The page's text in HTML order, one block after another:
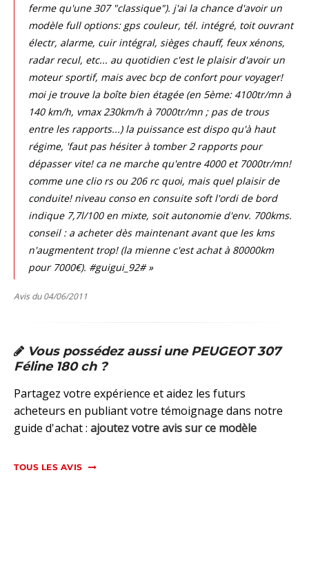
ferme qu'une 307 "classique"). j'ai la chance d'avoir un
modèle full options: gps couleur, tél. intégré, toit ouvrant
électr, alarme, cuir intégral, sièges chauff, feux xénons,
radar recul, etc... au quotidien c'est le plaisir d'avoir un
moteur sportif, mais avec bcp de confort pour voyager!
moi je trouve la boîte bien étagée (en 5ème: 4100tr/mn à
140 km/h, vmax 230km/h à 7000tr/mn ; pas de trous
entre les rapports...) la puissance est dispo qu'à haut
régime, 'faut pas hésiter à tomber 2 rapports pour
dépasser vite! ca ne marche qu'entre 4000 et 7000tr/mn!
comme une clio rs ou 206 rc quoi, mais quel plaisir de
conduite! niveau conso en consuite soft l'ordi de bord
indique 7,7l/100 en mixte, soit autonomie d'env. 700kms.
conseil : a acheter dès maintenant avant que les kms
n'augmentent trop! (la mienne c'est achat à 80000km
pour 7000€). #guigui_92# »
Avis du 04/06/2011
Vous possédez aussi une PEUGEOT 307
Féline 180 ch ?
Partagez votre expérience et aidez les futurs
acheteurs en publiant votre témoignage dans notre
guide d'achat : ajoutez votre avis sur ce modèle
TOUS LES AVIS